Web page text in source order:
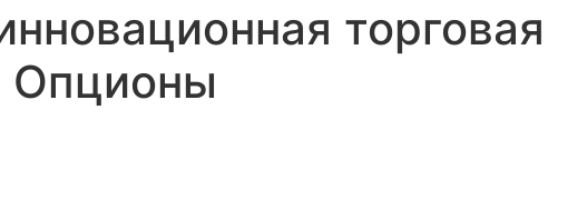
торговая
Опционы